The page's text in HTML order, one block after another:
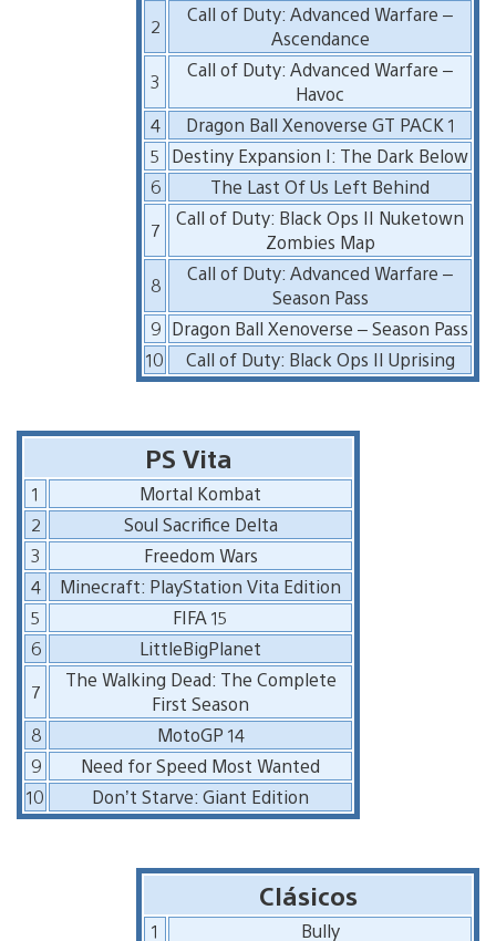
2
Call of Duty: Advanced Warfare –
Ascendance
3
Call of Duty: Advanced Warfare –
Havoc
4
Dragon Ball Xenoverse GT PACK 1
5
Destiny Expansion I: The Dark Below
6
The Last Of Us Left Behind
7
Call of Duty: Black Ops II Nuketown
Zombies Map
8
Call of Duty: Advanced Warfare –
Season Pass
9 Dragon Ball Xenoverse – Season Pass
10
Call of Duty: Black Ops II Uprising
PS Vita
1
Mortal Kombat
2
Soul Sacrifice Delta
3
Freedom Wars
4
Minecraft: PlayStation Vita Edition
5
FIFA 15
6
LittleBigPlanet
7
The Walking Dead: The Complete
First Season
8
MotoGP 14
9
Need for Speed Most Wanted
10
Don’t Starve: Giant Edition
Clásicos
1 Bully